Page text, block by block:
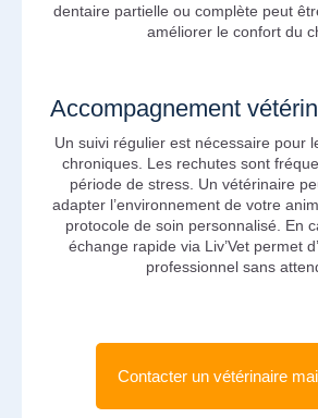
dentaire partielle ou complète peut
améliorer le confort du
Accompagnement
Un suivi régulier est nécessaire pour
chroniques. Les rechutes sont
période de stress. Un vétérinaire
adapter l’environnement de votre
protocole de soin personnalisé. En
échange rapide via Liv’Vet permet
professionnel sans
Contacter un vétérinaire